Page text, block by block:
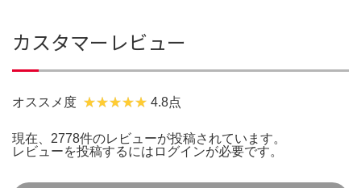
カスタマーレビュー
オススメ度 4.8点
現在、2778件のレビューが投稿されています。
レビューを投稿するには ログインが必要です。